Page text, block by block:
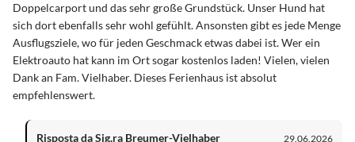
Doppelcarport und das sehr große Grundstück. Unser Hund hat
sich dort ebenfalls sehr wohl gefühlt. Ansonsten gibt es jede Menge
Ausflugsziele, wo für jeden Geschmack etwas dabei ist. Wer ein
Elektroauto hat kann im Ort sogar kostenlos laden! Vielen, vielen
Dank an Fam. Vielhaber. Dieses Ferienhaus ist absolut
empfehlenswert.
Risposta da Sig.ra Breumer-Vielhaber
29.06.2026